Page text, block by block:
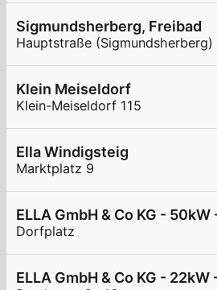
Sigmundsherberg, Freibad
Hauptstraße (Sigmundsherberg)
Klein Meiseldorf
Klein-Meiseldorf 115
Ella Windigsteig
Marktplatz 9
ELLA GmbH & Co KG -
Dorfplatz
ELLA GmbH & Co KG -